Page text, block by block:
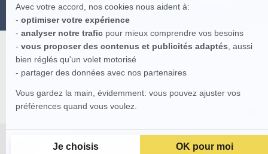
Avec votre accord, nos cookies nous aident à:
- optimiser votre expérience
- analyser notre trafic pour mieux comprendre vos besoins
- vous proposer des contenus et publicités adaptés , aussi
bien réglés qu'un volet motorisé
- partager des données avec nos partenaires
Vous gardez la main, évidemment: vous pouvez ajuster vos
préférences quand vous voulez.
Je choisis OK pour moi
AJOUTER AU PANIER